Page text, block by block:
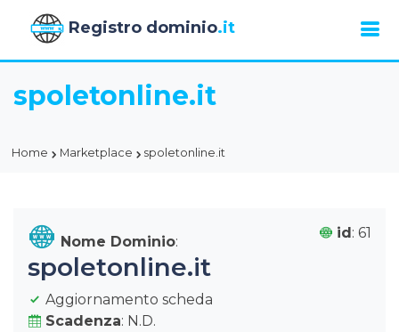
Registro dominio.it
spoletonline.it
Home Marketplace spoletonline.it
id: 61
Nome Dominio:
spoletonline.it
Aggiornamento scheda
Scadenza: N.D.